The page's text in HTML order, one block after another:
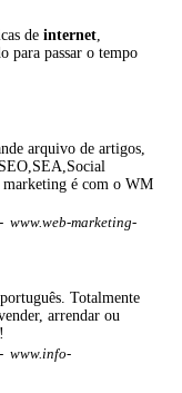
de internet
para passar o tempo
arquivo de artigos,
marketing é com o WM
- www.web-marketing-
Totalmente
arrendar ou
- www.info-